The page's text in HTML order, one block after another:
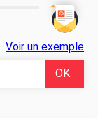
Voir un exemple